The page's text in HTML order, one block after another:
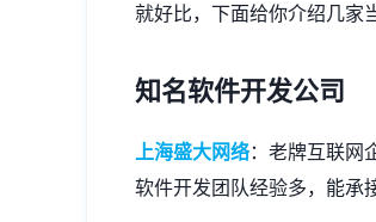
就好比，下面给你介绍几家
知名软件开发公司
上海盛大网络：老牌互联网
软件开发团队经验多，能承